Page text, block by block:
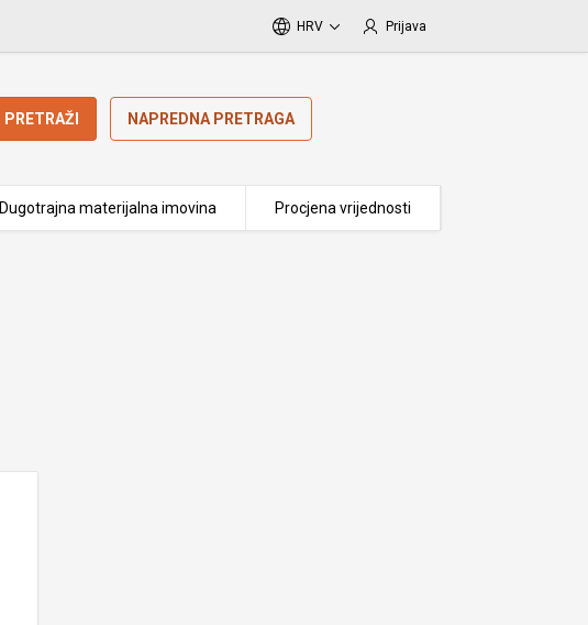
HRV Prijava
PRETRAŽI NAPREDNA PRETRAGA
Dugotrajna materijalna imovina Procjena vrijednosti